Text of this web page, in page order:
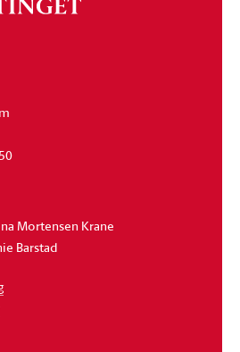
Mortensen Krane
Barstad